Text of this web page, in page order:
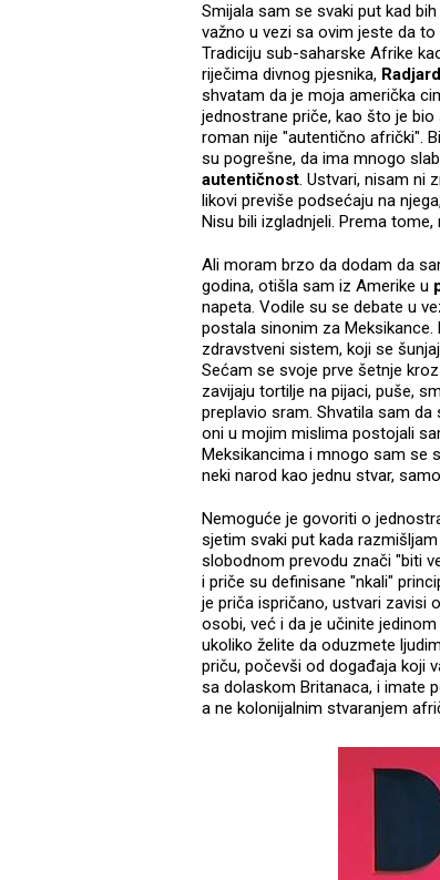
Smijala sam se svaki put kad
važno u vezi sa ovim jeste da
Tradiciju sub-saharske Afrike
riječima divnog pjesnika,
shvatam da je moja američka
jednostrane priče, kao što je
roman nije "autentično afrički".
su pogrešne, da ima mnogo
autentičnost. Ustvari, nisam ni
likovi previše podsećaju na
Nisu bili izgladnjeli. Prema
Ali moram brzo da dodam da
godina, otišla sam iz Amerike u
napeta. Vodile su se debate u
postala sinonim za Meksikance.
zdravstveni sistem, koji se
Sećam se svoje prve šetnje kroz
zavijaju tortilje na pijaci, puše,
preplavio sram. Shvatila sam
oni u mojim mislima postojali
Meksikancima i mnogo sam se
neki narod kao jednu stvar,
Nemoguće je govoriti o
sjetim svaki put kada
slobodnom prevodu znači "biti
i priče su definisane "nkali"
je priča ispričano, ustvari zavisi
osobi, već i da je učinite
ukoliko želite da oduzmete
priču, počevši od događaja koji
sa dolaskom Britanaca, i imate
a ne kolonijalnim stvaranjem